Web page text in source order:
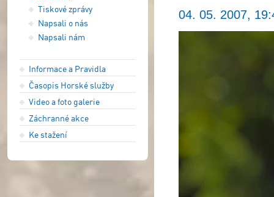
Tiskové zprávy
Napsali o nás
Napsali nám
Informace a Pravidla
Časopis Horské služby
Video a foto galerie
Záchranné akce
Ke stažení
04. 05. 2007,